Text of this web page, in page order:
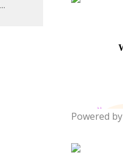
...
Powered by